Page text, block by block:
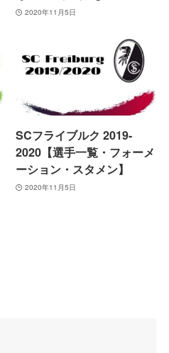
2020年11月5日
SCフライブルク 2019-
2020【選手一覧・フォーメ
ーション・スタメン】
2020年11月5日